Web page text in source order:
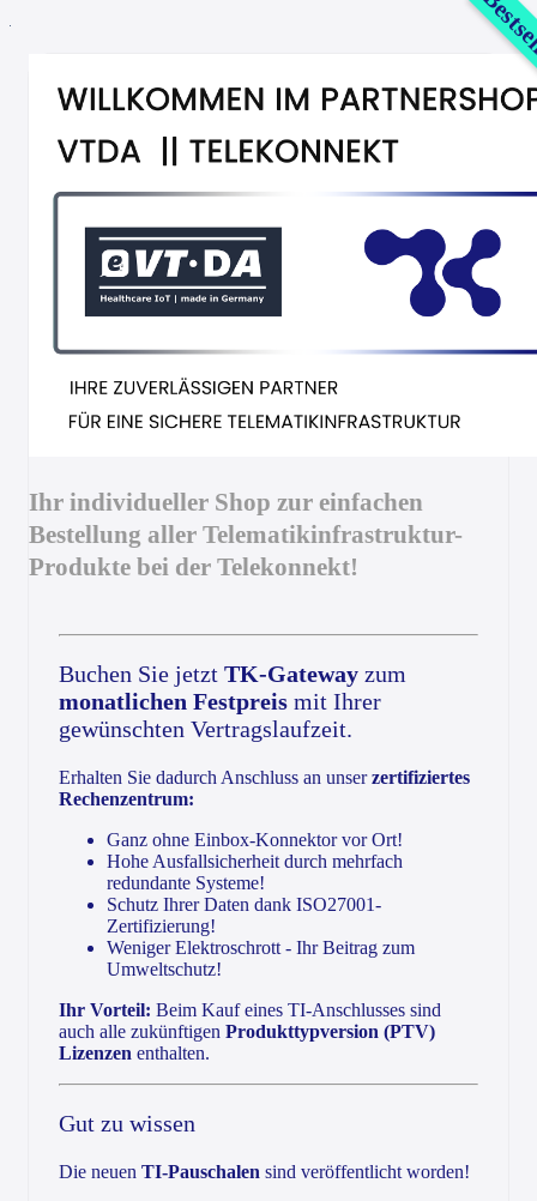
Ihr individueller Shop zur einfachen
Bestellung aller Telematikinfrastruktur-
Produkte bei der Telekonnekt!
Buchen Sie jetzt TK-Gateway zum
monatlichen Festpreis mit Ihrer
gewünschten Vertragslaufzeit.
Erhalten Sie dadurch Anschluss an unserzertifiziertes
Rechenzentrum:
Ganz ohne Einbox-Konnektor vor Ort!
Hohe Ausfallsicherheit durch mehrfach
redundante Systeme!
Schutz Ihrer Daten dank ISO27001-
Zertifizierung!
Weniger Elektroschrott - Ihr Beitrag zum
Umweltschutz!
Ihr Vorteil: Beim Kauf eines TI-Anschlusses sind
auch alle zukünftigen Produkttypversion (PTV)
Lizenzen enthalten.
Gut zu wissen
Die neuen TI-Pauschalen sind veröffentlicht worden!